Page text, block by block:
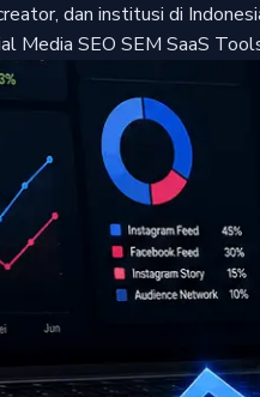
dan institusi di
Media SEO SEM SaaS